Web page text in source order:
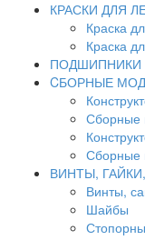
КРАСКИ ДЛЯ
Краска
Краска
ПОДШИПНИКИ
CБОРНЫЕ
Сборные
Сборные
ВИНТЫ,
Винты,
Шайбы